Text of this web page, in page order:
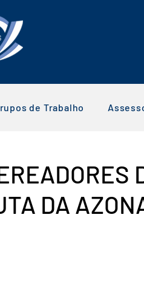
de Trabalho
DA